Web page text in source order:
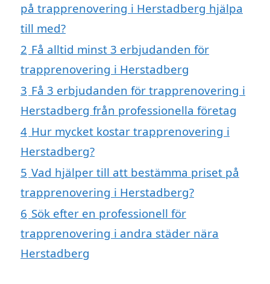
på trapprenovering i Herstadberg hjälpa
till med?
2 Få alltid minst 3 erbjudanden för
trapprenovering i Herstadberg
3 Få 3 erbjudanden för trapprenovering i
Herstadberg från professionella företag
4 Hur mycket kostar trapprenovering i
Herstadberg?
5 Vad hjälper till att bestämma priset på
trapprenovering i Herstadberg?
6 Sök efter en professionell för
trapprenovering i andra städer nära
Herstadberg